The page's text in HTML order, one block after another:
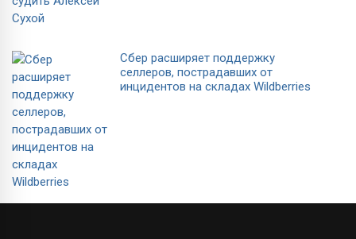
Сбер расширяет поддержку
селлеров, пострадавших от
инцидентов на складах Wildberries